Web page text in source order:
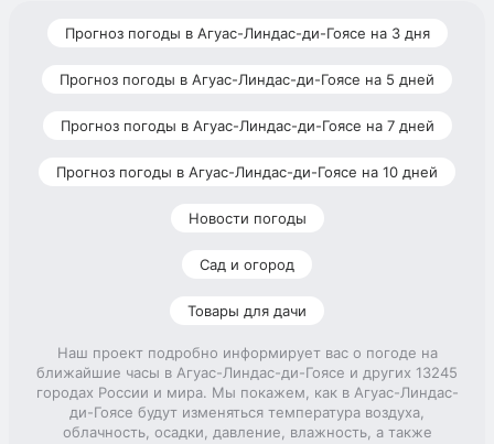
Прогноз погоды в Агуас-Линдас-ди-Гоясе на 3 дня
Прогноз погоды в Агуас-Линдас-ди-Гоясе на 5 дней
Прогноз погоды в Агуас-Линдас-ди-Гоясе на 7 дней
Прогноз погоды в Агуас-Линдас-ди-Гоясе на 10 дней
Новости погоды
Сад и огород
Товары для дачи
Наш проект подробно информирует вас о погоде на
ближайшие часы в Агуас-Линдас-ди-Гоясе и других 13245
городах России и мира. Мы покажем, как в Агуас-Линдас-
ди-Гоясе будут изменяться температура воздуха,
облачность, осадки, давление, влажность, а также